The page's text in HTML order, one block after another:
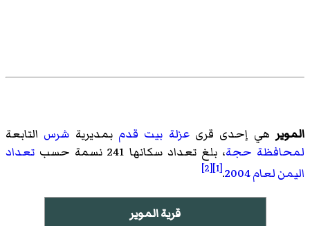
المويرهي إحدى قرىعزلة بيت قدم بمديرية شرس التابعة
لمحافظة حجة، بلغ تعداد سكانها 241 نسمة حسب
تعداد
اليمن لعام 2004
.
[1]
[2]
قرية الموير